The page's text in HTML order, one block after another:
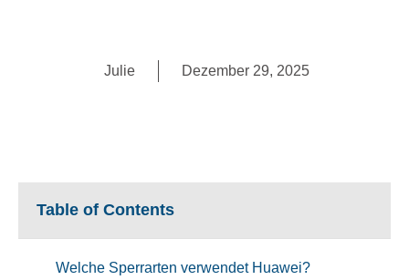
Julie Dezember 29, 2025
Table of Contents
Welche Sperrarten verwendet Huawei?